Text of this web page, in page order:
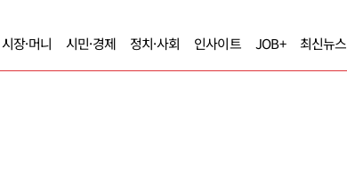
시장·머니 시민·경제 정치·사회 인사이트 JOB+ 최신뉴스